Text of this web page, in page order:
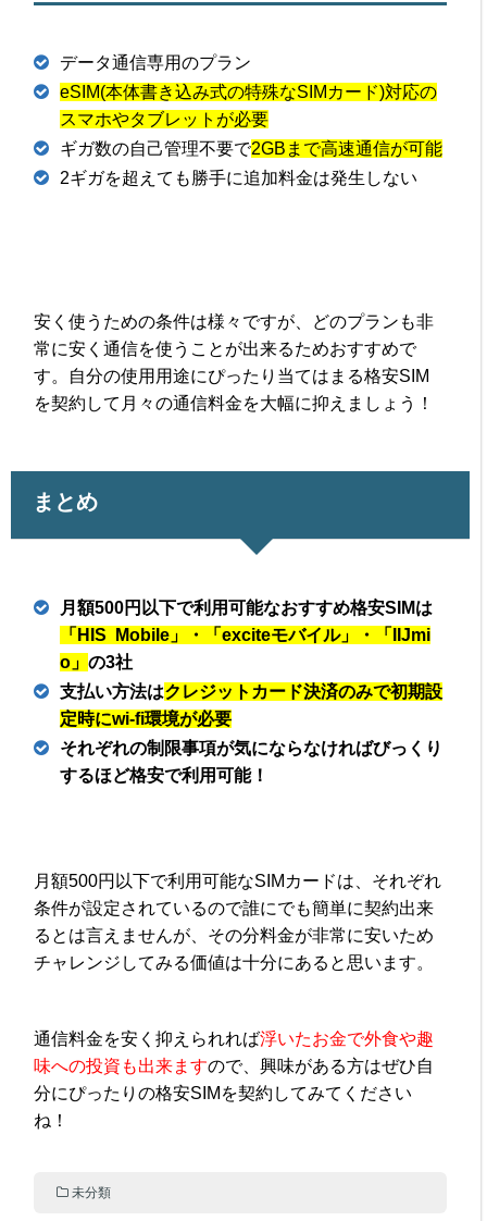
データ通信専用のプラン
eSIM(本体書き込み式の特殊なSIMカード)対応の
スマホやタブレットが必要
ギガ数の自己管理不要で2GBまで高速通信が可能
2ギガを超えても勝手に追加料金は発生しない
安く使うための条件は様々ですが、どのプランも非
常に安く通信を使うことが出来るためおすすめで
す。自分の使用用途にぴったり当てはまる格安SIM
を契約して月々の通信料金を大幅に抑えましょう！
まとめ
月額500円以下で利用可能なおすすめ格安SIMは
「HIS Mobile」・「exciteモバイル」・「IIJmi
o」の3社
支払い方法はクレジットカード決済のみで初期設
定時にwi-fi環境が必要
それぞれの制限事項が気にならなければびっくり
するほど格安で利用可能！
月額500円以下で利用可能なSIMカードは、それぞれ
条件が設定されているので誰にでも簡単に契約出来
るとは言えませんが、その分料金が非常に安いため
チャレンジしてみる価値は十分にあると思います。
通信料金を安く抑えられれば浮いたお金で外食や趣
味への投資も出来ますので、興味がある方はぜひ自
分にぴったりの格安SIMを契約してみてください
ね！
未分類